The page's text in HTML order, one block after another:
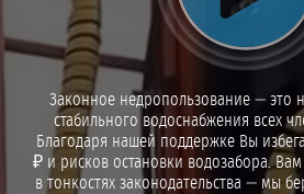
Законное недропользование — это
стабильного водоснабжения всех
Благодаря нашей поддержке Вы
₽ и рисков остановки водозабора.
в тонкостях законодательства — мы